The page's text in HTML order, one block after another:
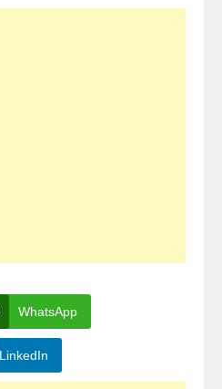
WhatsApp
LinkedIn